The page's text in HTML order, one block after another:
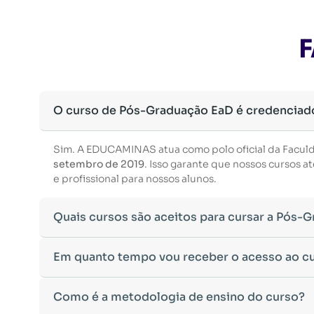
O curso de Pós-Graduação EaD é
Sim. A EDUCAMINAS atua como polo oficial da
setembro de 2019. Isso garante que nossos cursos
e profissional para nossos alunos.
Quais cursos são aceitos para cursar a Pós-
Para ingressar em um curso de pós-graduação, é
•Licenciatura– Formação voltada para o magistério
Em quanto tempo vou receber o acesso ao
Após a conclusão da sua matrícula e a confirmação
Como é a metodologia de ensino do curso?